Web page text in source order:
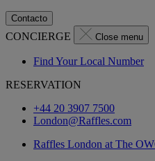
Contacto
CONCIERGE Close menu
Find Your Local Number
RESERVATION
+44 20 3907 7500
London@Raffles.com
Raffles London at The